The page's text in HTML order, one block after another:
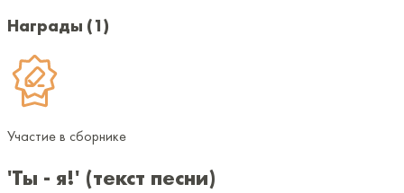
Награды (1)
Участие в сборнике
'Ты - я!' (текст песни)